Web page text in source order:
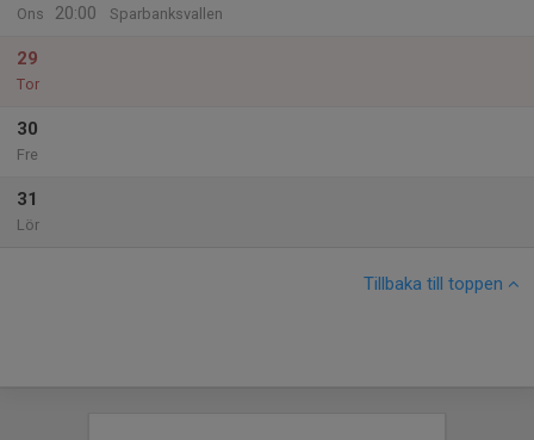
Ons
20:00
Sparbanksvallen
29
Tor
30
Fre
31
Lör
Tillbaka till toppen